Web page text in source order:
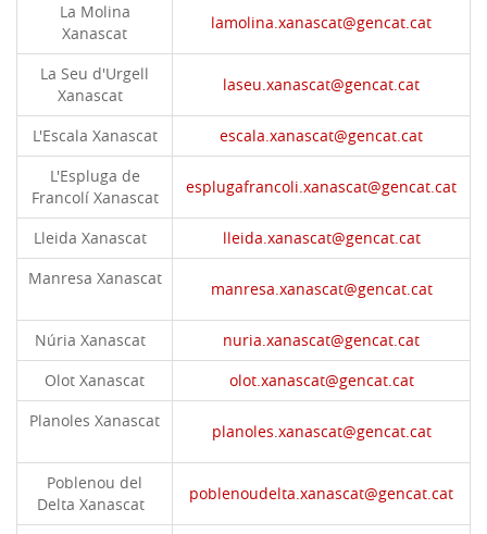
La Molina
Xanascat
lamolina.xanascat@gencat.cat
La Seu d'Urgell
Xanascat
laseu.xanascat@gencat.cat
L'Escala Xanascat
escala.xanascat@gencat.cat
L'Espluga de
Francolí Xanascat
esplugafrancoli.xanascat@gencat.cat
Lleida Xanascat
lleida.xanascat@gencat.cat
Manresa Xanascat
manresa.xanascat@gencat.cat
Núria Xanascat
nuria.xanascat@gencat.cat
Olot Xanascat
olot.xanascat@gencat.cat
Planoles Xanascat
planoles.xanascat@gencat.cat
Poblenou del
Delta Xanascat
poblenoudelta.xanascat@gencat.cat